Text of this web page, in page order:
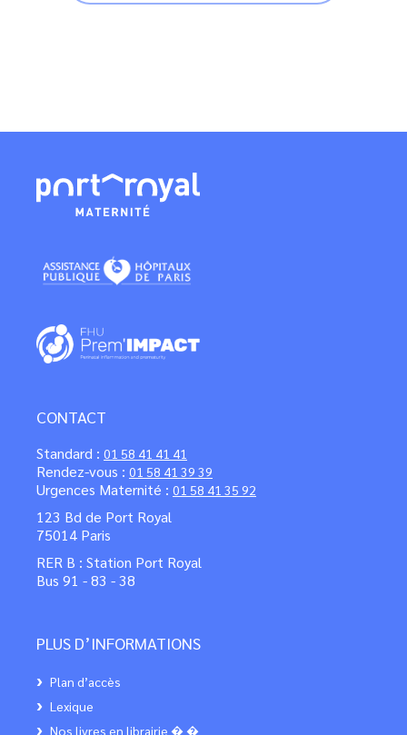
CONTACT
Standard : 01 58 41 41 41
Rendez-vous : 01 58 41 39 39
Urgences Maternité : 01 58 41 35 92
123 Bd de Port Royal
75014 Paris
RER B : Station Port Royal
Bus 91 - 83 - 38
PLUS D’INFORMATIONS
Plan d’accès
Lexique
Nos livres en librairie � �